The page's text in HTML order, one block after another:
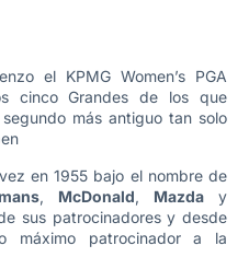
el KPMG Women’s PGA
cinco Grandes de los que
más antiguo tan solo
en 1955 bajo el nombre de
, McDonald, Mazda y
sus patrocinadores y desde
máximo patrocinador a la